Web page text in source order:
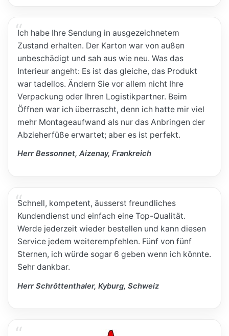
Ich habe Ihre Sendung in ausgezeichnetem
Zustand erhalten. Der Karton war von außen
unbeschädigt und sah aus wie neu. Was das
Interieur angeht: Es ist das gleiche, das Produkt
war tadellos. Ändern Sie vor allem nicht Ihre
Verpackung oder Ihren Logistikpartner. Beim
Öffnen war ich überrascht, denn ich hatte mir viel
mehr Montageaufwand als nur das Anbringen der
Abzieherfüße erwartet; aber es ist perfekt.
Herr Bessonnet, Aizenay, Frankreich
Schnell, kompetent, äusserst freundliches
Kundendienst und einfach eine Top-Qualität.
Werde jederzeit wieder bestellen und kann diesen
Service jedem weiterempfehlen. Fünf von fünf
Sternen, ich würde sogar 6 geben wenn ich könnte.
Sehr dankbar.
Herr Schröttenthaler, Kyburg, Schweiz